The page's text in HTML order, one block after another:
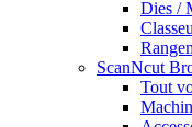
Dies /
ScanNcut
Tout